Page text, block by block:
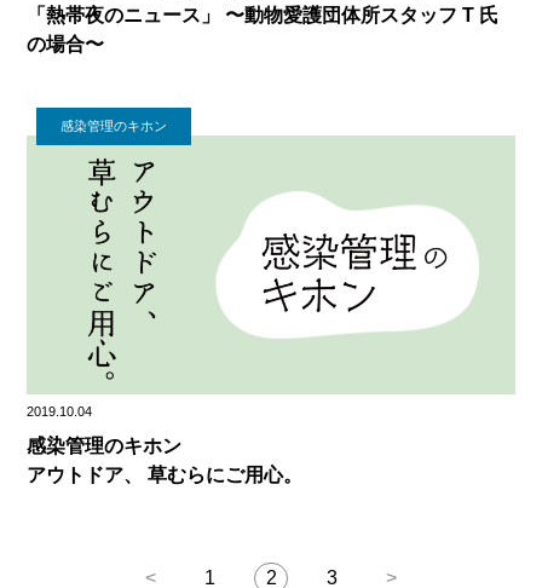
「熱帯夜のニュース」 〜動物愛護団体所スタッフ T 氏
の場合〜
感染管理のキホン
2019.10.04
感染管理のキホン
アウトドア、 草むらにご用心。
< 1 2 3 >